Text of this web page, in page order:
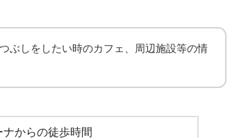
ぶしをしたい時のカフェ、周辺施設等の情
ナからの徒歩時間